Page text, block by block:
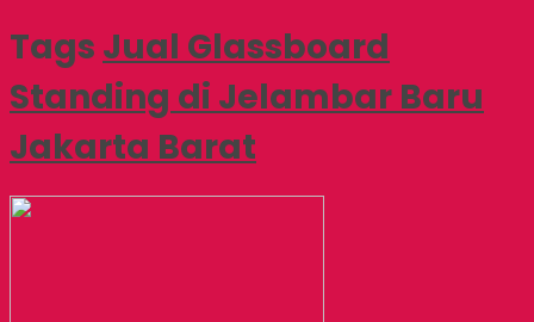
Tags Jual Glassboard
Standing di Jelambar Baru
Jakarta Barat